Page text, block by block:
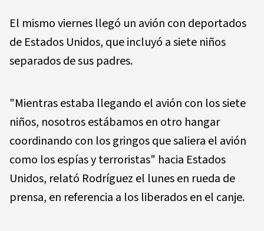
El mismo viernes llegó un avión con deportados
de Estados Unidos, que incluyó a siete niños
separados de sus padres.
"Mientras estaba llegando el avión con los siete
niños, nosotros estábamos en otro hangar
coordinando con los gringos que saliera el avión
como los espías y terroristas" hacia Estados
Unidos, relató Rodríguez el lunes en rueda de
prensa, en referencia a los liberados en el canje.